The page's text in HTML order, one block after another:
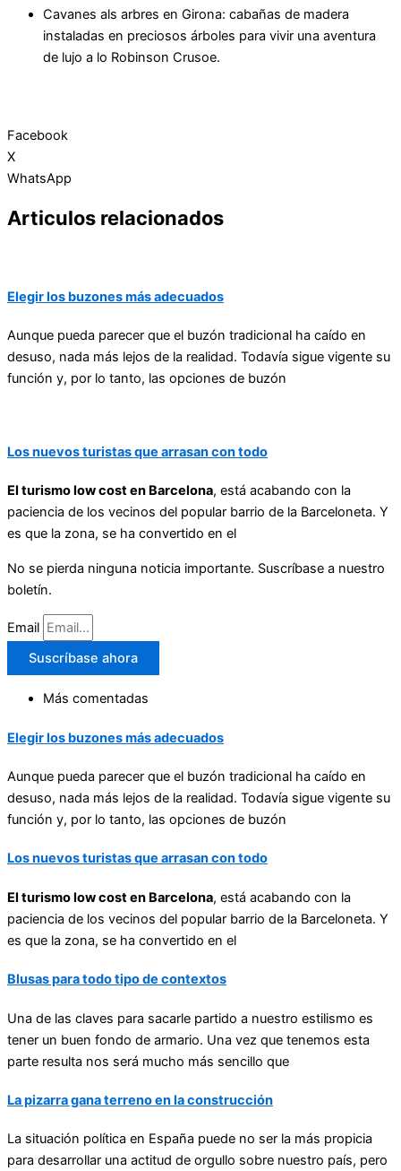
Cavanes als arbres en Girona: cabañas de madera
instaladas en preciosos árboles para vivir una aventura
de lujo a lo Robinson Crusoe.
Facebook
X
WhatsApp
Articulos relacionados
Elegir los buzones más adecuados
Aunque pueda parecer que el buzón tradicional ha caído en
desuso, nada más lejos de la realidad. Todavía sigue vigente su
función y, por lo tanto, las opciones de buzón
Los nuevos turistas que arrasan con todo
El turismo low cost en Barcelona, está acabando con la
paciencia de los vecinos del popular barrio de la Barceloneta. Y
es que la zona, se ha convertido en el
No se pierda ninguna noticia importante. Suscríbase a nuestro
boletín.
Email
Suscríbase ahora
Más comentadas
Elegir los buzones más adecuados
Aunque pueda parecer que el buzón tradicional ha caído en
desuso, nada más lejos de la realidad. Todavía sigue vigente su
función y, por lo tanto, las opciones de buzón
Los nuevos turistas que arrasan con todo
El turismo low cost en Barcelona, está acabando con la
paciencia de los vecinos del popular barrio de la Barceloneta. Y
es que la zona, se ha convertido en el
Blusas para todo tipo de contextos
Una de las claves para sacarle partido a nuestro estilismo es
tener un buen fondo de armario. Una vez que tenemos esta
parte resulta nos será mucho más sencillo que
La pizarra gana terreno en la construcción
La situación política en España puede no ser la más propicia
para desarrollar una actitud de orgullo sobre nuestro país, pero